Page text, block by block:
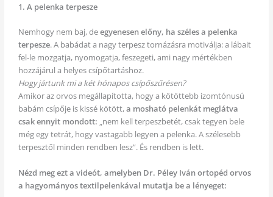
1. A pelenka terpesze
Nemhogy nem baj, deegyenesen előny, ha széles a pelenka
terpesze. A babádat a nagy terpesz tornázásra motiválja: a lábait
fel-le mozgatja, nyomogatja, feszegeti, ami nagy mértékben
hozzájárul a helyes csípőtartáshoz.
Hogy jártunk mi a két hónapos csípőszűrésen?
Amikor az orvos megállapította, hogy a kötöttebb izomtónusú
babám csípője is kissé kötött,a mosható pelenkát meglátva
csak ennyit mondott: „nem kell terpeszbetét, csak tegyen bele
még egy tetrát, hogy vastagabb legyen a pelenka. A szélesebb
terpesztől minden rendben lesz”. És rendben is lett.
Nézd meg ezt a videót, amelyben Dr. Péley Iván ortopéd orvos
a hagyományos textilpelenkával mutatja be a lényeget: